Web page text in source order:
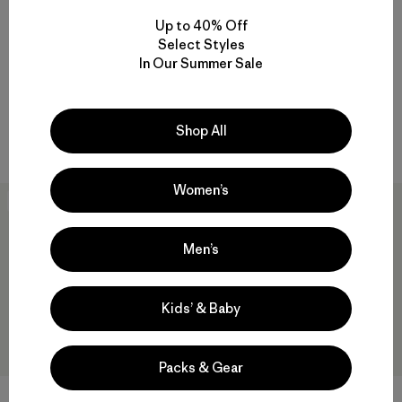
Valoración: 4.7 / 5
(19Comentarios
)
Compara
M's R2® TechFace Pullover
Compara
Up to 40% Off
Select Styles
In Our Summer Sale
Shop All
Women’s
Men’s
Kids’ & Baby
Packs & Gear